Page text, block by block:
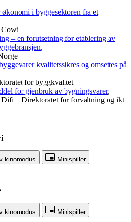
i byggesektoren fra et
Cowi
– en forutsetning for etablering av
,
kvalitetssikres og omsettes på
for byggkvalitet
for gjenbruk av bygningsvarer,
– Direktoratet for forvaltning og ikt
kinomodus Minispiller
kinomodus Minispiller